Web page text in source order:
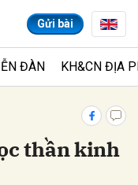
Gửi bài
ĐÀN KH&CN ĐỊA
thần kinh